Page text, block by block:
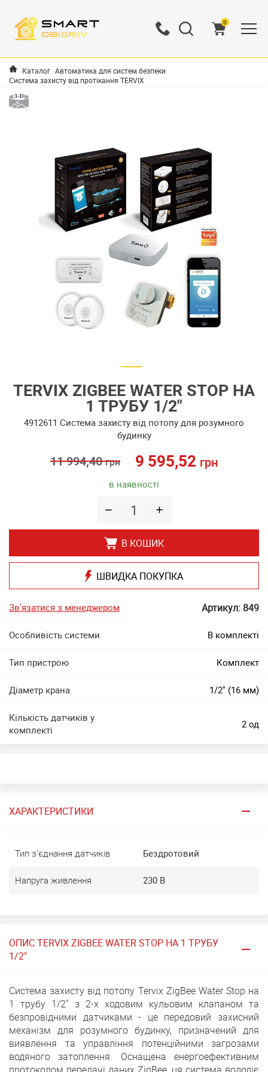
0
Каталог Автоматика для систем безпеки
Система захисту від протікання TERVIX
TERVIX ZIGBEE WATER STOP НА
1 ТРУБУ 1/2"
4912611 Система захисту від потопу для розумного
будинку
11 994,40грн 9 595,52 грн
в наявності
В КОШИК
ШВИДКА ПОКУПКА
Зв'язатися з менеджером Артикул: 849
Особливість системи В комплекті
Тип пристрою Комплект
Діаметр крана 1/2" (16 мм)
Кількість датчиків у
комплекті
2 од
ХАРАКТЕРИСТИКИ
Тип з'єднання датчиків Бездротовий
Напруга живлення 230 В
ОПИС TERVIX ZIGBEE WATER STOP НА 1 ТРУБУ
1/2"
Система захисту від потопу Tervix ZigBee Water Stop на
1 трубу 1/2" з 2-х ходовим кульовим клапаном та
безпровідними датчиками - це передовий захисний
механізм для розумного будинку, призначений для
виявлення та управління потенційними загрозами
водяного затоплення. Оснащена енергоефективним